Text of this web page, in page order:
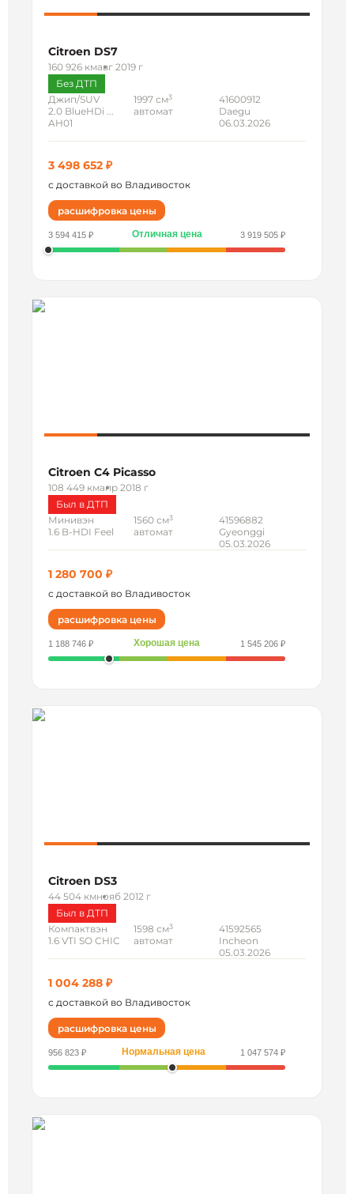
Citroen DS7
160 926 кмавг 2019 г
Без ДТП
Джип/SUV
2.0 BlueHDi ...
AH01
1997 см3
автомат
41600912
Daegu
06.03.2026
3 498 652 ₽
с доставкой во Владивосток
расшифровка цены
3 594 415 ₽ Отличная цена 3 919 505 ₽
Citroen C4 Picasso
108 449 кмапр 2018 г
Был в ДТП
Минивэн
1.6 B-HDI Feel
1560 см3
автомат
41596882
Gyeonggi
05.03.2026
1 280 700 ₽
с доставкой во Владивосток
расшифровка цены
1 188 746 ₽ Хорошая цена 1 545 206 ₽
Citroen DS3
44 504 кмнояб 2012 г
Был в ДТП
Компактвэн
1.6 VTI SO CHIC
1598 см3
автомат
41592565
Incheon
05.03.2026
1 004 288 ₽
с доставкой во Владивосток
расшифровка цены
956 823 ₽ Нормальная цена 1 047 574 ₽